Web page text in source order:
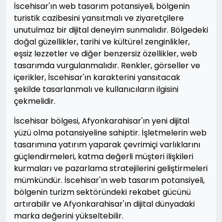
İscehisar'ın web tasarım potansiyeli, bölgenin
turistik cazibesini yansıtmalı ve ziyaretçilere
unutulmaz bir dijital deneyim sunmalıdır. Bölgedeki
doğal güzellikler, tarihi ve kültürel zenginlikler,
eşsiz lezzetler ve diğer benzersiz özellikler, web
tasarımda vurgulanmalıdır. Renkler, görseller ve
içerikler, İscehisar'ın karakterini yansıtacak
şekilde tasarlanmalı ve kullanıcıların ilgisini
çekmelidir.
İscehisar bölgesi, Afyonkarahisar'ın yeni dijital
yüzü olma potansiyeline sahiptir. İşletmelerin web
tasarımına yatırım yaparak çevrimiçi varlıklarını
güçlendirmeleri, katma değerli müşteri ilişkileri
kurmaları ve pazarlama stratejilerini geliştirmeleri
mümkündür. İscehisar'ın web tasarım potansiyeli,
bölgenin turizm sektöründeki rekabet gücünü
artırabilir ve Afyonkarahisar'ın dijital dünyadaki
marka değerini yükseltebilir.